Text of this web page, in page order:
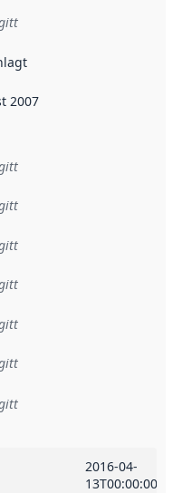
når dataene i dette
2007
2016-04-
13T00:00:00Z